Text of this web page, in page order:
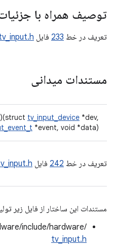
توصیف همراه با
تعریف در خط 233 فایل
مستندات میدانی
tv_input_device *dev,
*event, void *data)
تعریف در خط 242 فایل
مستندات این ساختار از فایل زیر
include/hardware/
tv_input.h